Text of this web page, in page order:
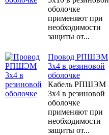
оболочке
применяют при
необходимости
защиты от...
Провод РПШЭМ
3x4 в резиновой
оболочке
Кабель РПШЭМ
3x4 в резиновой
оболочке
применяют при
необходимости
защиты от...